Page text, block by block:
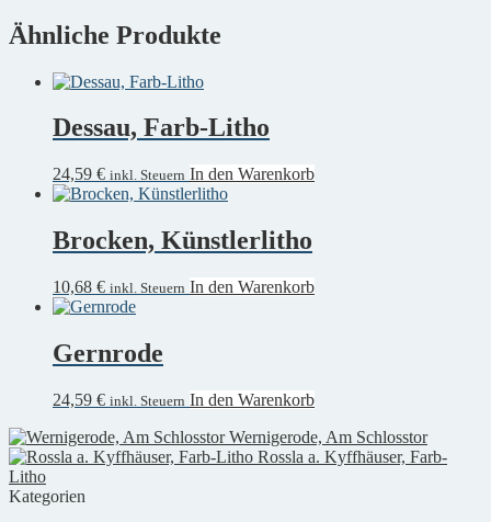
Ähnliche Produkte
Dessau, Farb-Litho
24,59 € inkl. Steuern In den Warenkorb
Brocken, Künstlerlitho
10,68 € inkl. Steuern In den Warenkorb
Gernrode
24,59 € inkl. Steuern In den Warenkorb
Wernigerode, Am Schlosstor
Rossla a. Kyffhäuser, Farb-
Litho
Kategorien